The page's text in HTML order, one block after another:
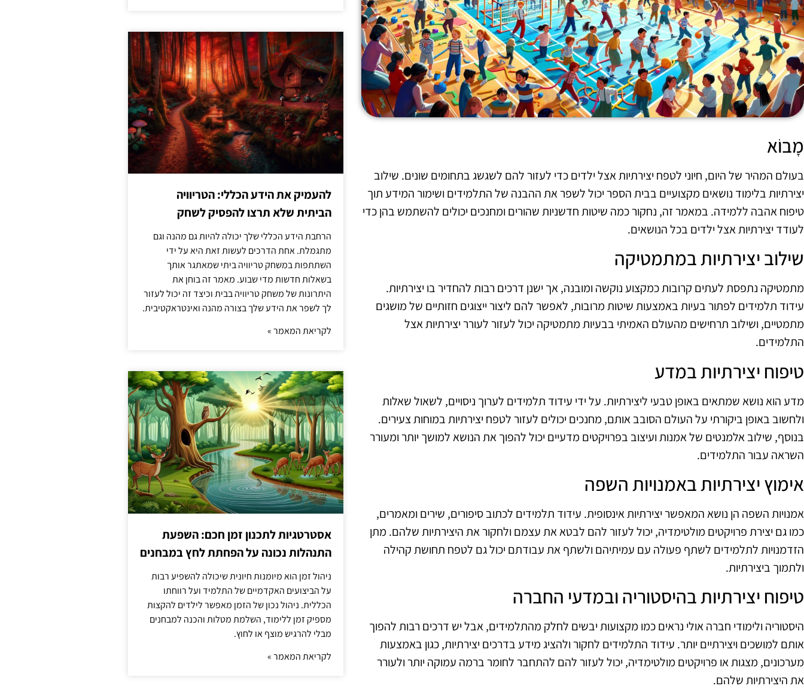
מָבוֹא
בעולם המהיר של היום, חיוני לטפח יצירתיות אצל ילדים כדי לעזור להם לשגשג בתחומים שונים. שילוב
יצירתיות בלימוד נושאים מקצועיים בבית הספר יכול לשפר את ההבנה של התלמידים ושימור המידע תוך
טיפוח אהבה ללמידה. במאמר זה, נחקור כמה שיטות חדשניות שהורים ומחנכים יכולים להשתמש בהן כדי
לעודד יצירתיות אצל ילדים בכל הנושאים.
שילוב יצירתיות במתמטיקה
מתמטיקה נתפסת לעתים קרובות כמקצוע נוקשה ומובנה, אך ישנן דרכים רבות להחדיר בו יצירתיות.
עידוד תלמידים לפתור בעיות באמצעות שיטות מרובות, לאפשר להם ליצור ייצוגים חזותיים של מושגים
מתמטיים, ושילוב תרחישים מהעולם האמיתי בבעיות מתמטיקה יכול לעזור לעורר יצירתיות אצל
התלמידים.
טיפוח יצירתיות במדע
מדע הוא נושא שמתאים באופן טבעי ליצירתיות. על ידי עידוד תלמידים לערוך ניסויים, לשאול שאלות
ולחשוב באופן ביקורתי על העולם הסובב אותם, מחנכים יכולים לעזור לטפח יצירתיות במוחות צעירים.
בנוסף, שילוב אלמנטים של אמנות ועיצוב בפרויקטים מדעיים יכול להפוך את הנושא למושך יותר ומעורר
השראה עבור התלמידים.
אימוץ יצירתיות באמנויות השפה
אמנויות השפה הן נושא המאפשר יצירתיות אינסופית. עידוד תלמידים לכתוב סיפורים, שירים ומאמרים,
כמו גם יצירת פרויקטים מולטימדיה, יכול לעזור להם לבטא את עצמם ולחקור את היצירתיות שלהם. מתן
הזדמנויות לתלמידים לשתף פעולה עם עמיתיהם ולשתף את עבודתם יכול גם לטפח תחושת קהילה
ולתמוך ביצירתיות.
טיפוח יצירתיות בהיסטוריה ובמדעי החברה
היסטוריה ולימודי חברה אולי נראים כמו מקצועות יבשים לחלק מהתלמידים, אבל יש דרכים רבות להפוך
אותם למושכים ויצירתיים יותר. עידוד התלמידים לחקור ולהציג מידע בדרכים יצירתיות, כגון באמצעות
מערכונים, מצגות או פרויקטים מולטימדיה, יכול לעזור להם להתחבר לחומר ברמה עמוקה יותר ולעורר
את היצירתיות שלהם.
להעמיק את הידע הכללי: הטריוויה
הביתית שלא תרצו להפסיק לשחק
הרחבת הידע הכללי שלך יכולה להיות גם מהנה וגם
מתגמלת. אחת הדרכים לעשות זאת היא על ידי
השתתפות במשחק טריוויה ביתי שמאתגר אותך
בשאלות חדשות מדי שבוע. מאמר זה בוחן את
היתרונות של משחק טריוויה בבית וכיצד זה יכול לעזור
לך לשפר את הידע שלך בצורה מהנה ואינטראקטיבית.
לקריאת המאמר »
אסטרטגיות לתכנון זמן חכם: השפעת
התנהלות נכונה על הפחתת לחץ במבחנים
ניהול זמן הוא מיומנות חיונית שיכולה להשפיע רבות
על הביצועים האקדמיים של התלמיד ועל רווחתו
הכללית. ניהול נכון של הזמן מאפשר לילדים להקצות
מספיק זמן ללימוד, השלמת מטלות והכנה למבחנים
מבלי להרגיש מוצף או לחוץ.
לקריאת המאמר »